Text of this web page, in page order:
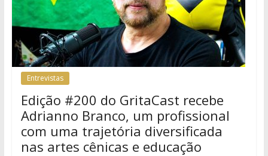
Entrevistas
Edição #200 do GritaCast recebe
Adrianno Branco, um profissional
com uma trajetória diversificada
nas artes cênicas e educação